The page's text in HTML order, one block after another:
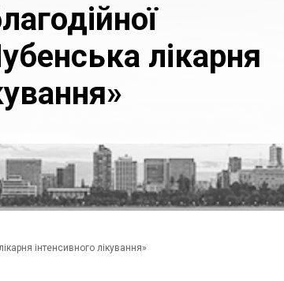
лікарня
інтенсивного лікування»